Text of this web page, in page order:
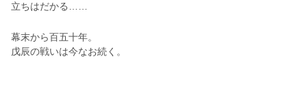
立ちはだかる……
幕末から百五十年。
戊辰の戦いは今なお続く。